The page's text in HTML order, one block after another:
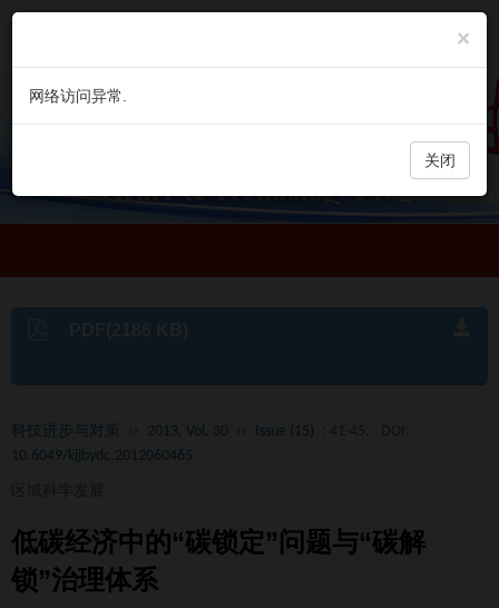
×
网络访问异常.
关闭
科技进步与对策 2013, Vol. 30 Issue (15)
10.6049/kjjbydc.2012060465
低碳经济中的“碳锁定”问题与“碳解
锁”治理体系